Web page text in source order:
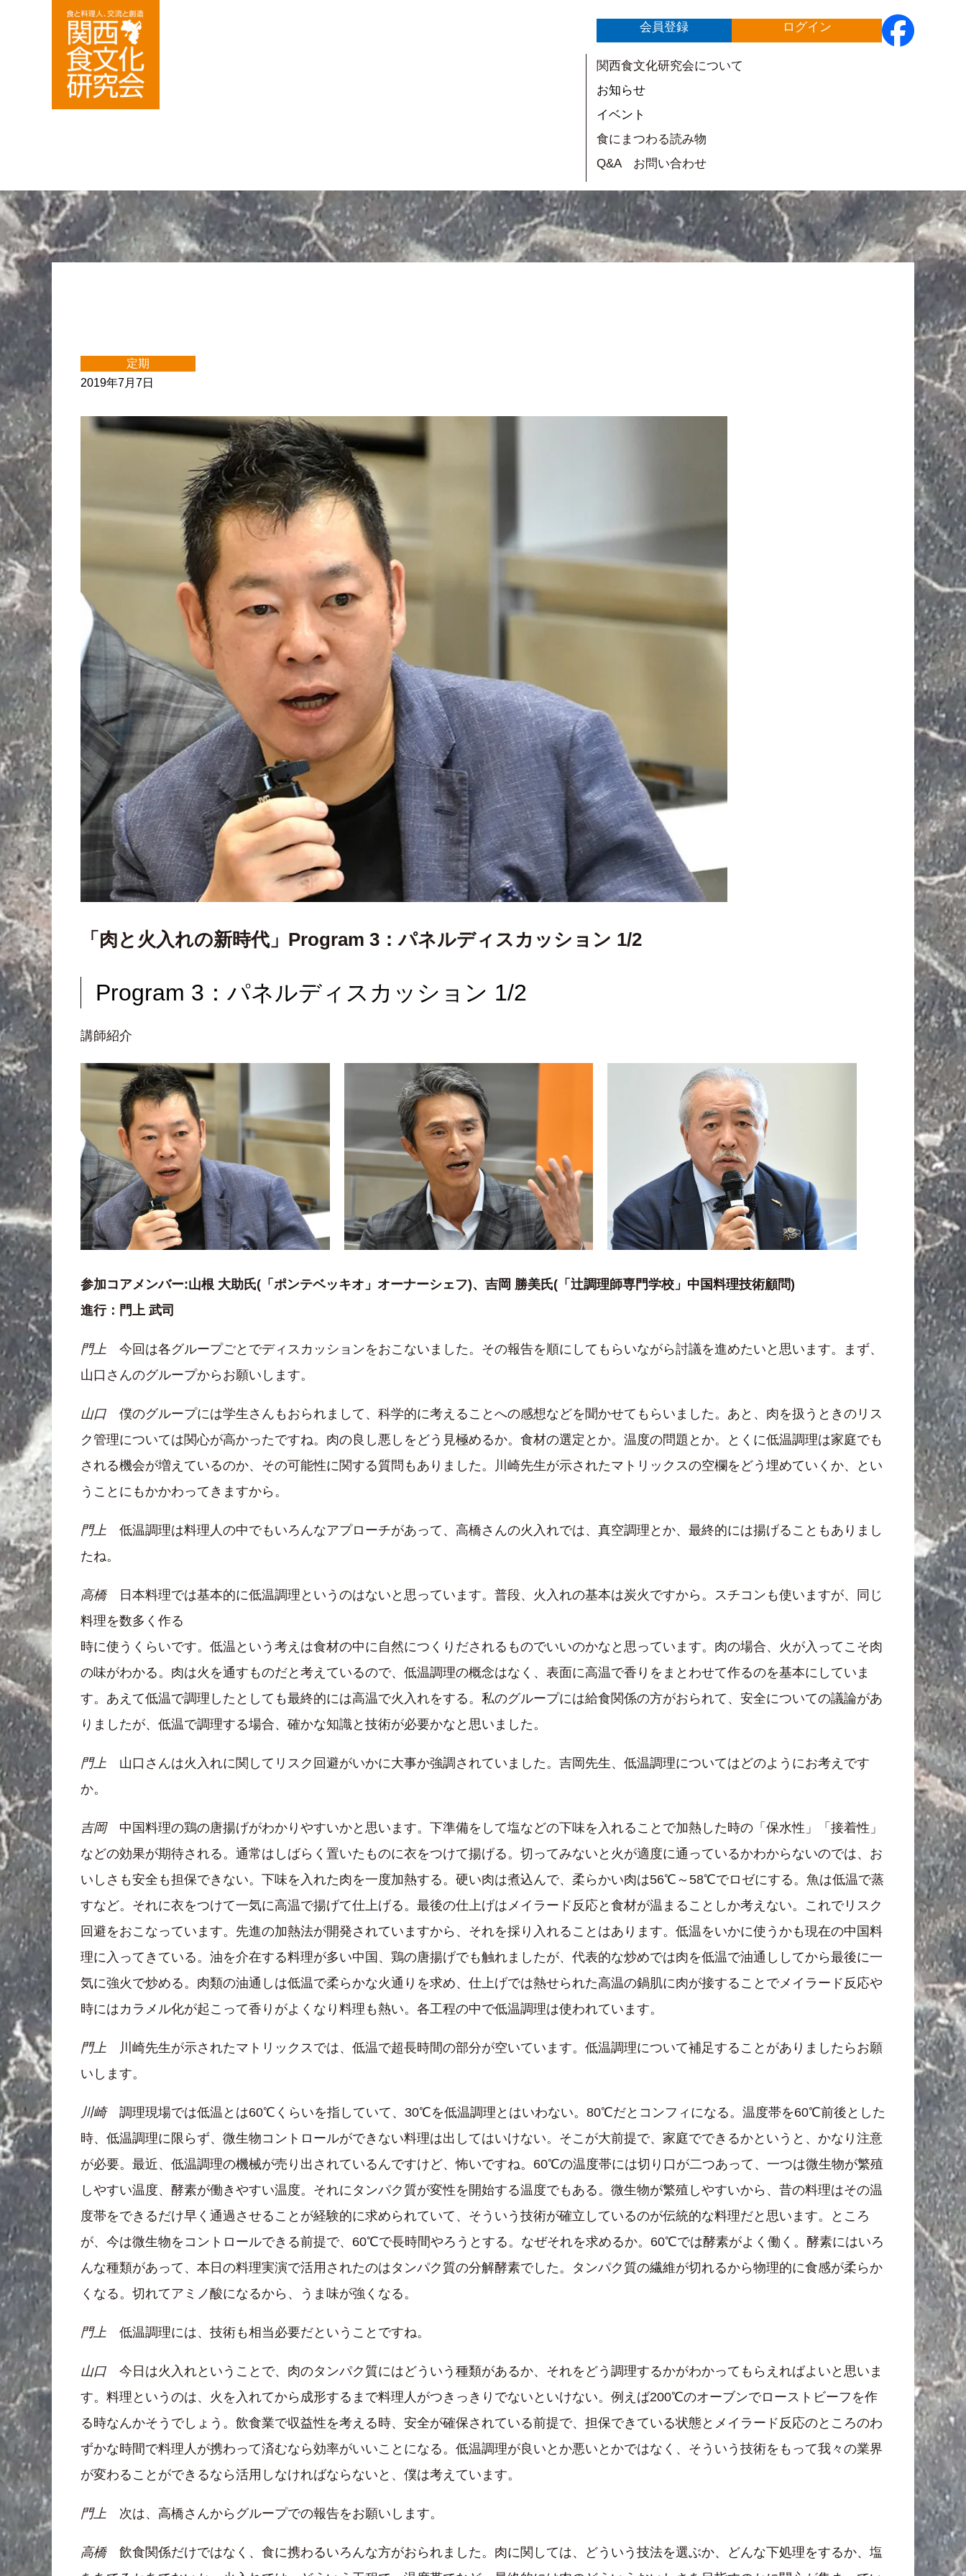
会員登録 ログイン
関西食文化研究会について
お知らせ
イベント
食にまつわる読み物
Q&A お問い合わせ
定期
2019年7月7日
「肉と火入れの新時代」Program 3：パネルディスカッション 1/2
Program 3：パネルディスカッション 1/2
講師紹介
参加コアメンバー:山根 大助氏(「ポンテベッキオ」オーナーシェフ)、吉岡 勝美氏(「辻調理師専門学校」中国料理技術顧問)
進行：門上 武司
門上 今回は各グループごとでディスカッションをおこないました。その報告を順にしてもらいながら討議を進めたいと思います。まず、
山口さんのグループからお願いします。
山口 僕のグループには学生さんもおられまして、科学的に考えることへの感想などを聞かせてもらいました。あと、肉を扱うときのリス
ク管理については関心が高かったですね。肉の良し悪しをどう見極めるか。食材の選定とか。温度の問題とか。とくに低温調理は家庭でも
される機会が増えているのか、その可能性に関する質問もありました。川崎先生が示されたマトリックスの空欄をどう埋めていくか、とい
うことにもかかわってきますから。
門上 低温調理は料理人の中でもいろんなアプローチがあって、高橋さんの火入れでは、真空調理とか、最終的には揚げることもありまし
たね。
高橋日本料理では基本的に低温調理というのはないと思っています。普段、火入れの基本は炭火ですから。スチコンも使いますが、同じ
料理を数多く作る
時に使うくらいです。低温という考えは食材の中に自然につくりだされるものでいいのかなと思っています。肉の場合、火が入ってこそ肉
の味がわかる。肉は火を通すものだと考えているので、低温調理の概念はなく、表面に高温で香りをまとわせて作るのを基本にしていま
す。あえて低温で調理したとしても最終的には高温で火入れをする。私のグループには給食関係の方がおられて、安全についての議論があ
りましたが、低温で調理する場合、確かな知識と技術が必要かなと思いました。
門上 山口さんは火入れに関してリスク回避がいかに大事か強調されていました。吉岡先生、低温調理についてはどのようにお考えです
か。
吉岡中国料理の鶏の唐揚げがわかりやすいかと思います。下準備をして塩などの下味を入れることで加熱した時の「保水性」「接着性」
などの効果が期待される。通常はしばらく置いたものに衣をつけて揚げる。切ってみないと火が適度に通っているかわからないのでは、お
いしさも安全も担保できない。下味を入れた肉を一度加熱する。硬い肉は煮込んで、柔らかい肉は56℃～58℃でロゼにする。魚は低温で蒸
すなど。それに衣をつけて一気に高温で揚げて仕上げる。最後の仕上げはメイラード反応と食材が温まることしか考えない。これでリスク
回避をおこなっています。先進の加熱法が開発されていますから、それを採り入れることはあります。低温をいかに使うかも現在の中国料
理に入ってきている。油を介在する料理が多い中国、鶏の唐揚げでも触れましたが、代表的な炒めでは肉を低温で油通ししてから最後に一
気に強火で炒める。肉類の油通しは低温で柔らかな火通りを求め、仕上げでは熱せられた高温の鍋肌に肉が接することでメイラード反応や
時にはカラメル化が起こって香りがよくなり料理も熱い。各工程の中で低温調理は使われています。
門上 川崎先生が示されたマトリックスでは、低温で超長時間の部分が空いています。低温調理について補足することがありましたらお願
いします。
川崎調理現場では低温とは60℃くらいを指していて、30℃を低温調理とはいわない。80℃だとコンフィになる。温度帯を60℃前後とした
時、低温調理に限らず、微生物コントロールができない料理は出してはいけない。そこが大前提で、家庭でできるかというと、かなり注意
が必要。最近、低温調理の機械が売り出されているんですけど、怖いですね。60℃の温度帯には切り口が二つあって、一つは微生物が繁殖
しやすい温度、酵素が働きやすい温度。それにタンパク質が変性を開始する温度でもある。微生物が繁殖しやすいから、昔の料理はその温
度帯をできるだけ早く通過させることが経験的に求められていて、そういう技術が確立しているのが伝統的な料理だと思います。ところ
が、今は微生物をコントロールできる前提で、60℃で長時間やろうとする。なぜそれを求めるか。60℃では酵素がよく働く。酵素にはいろ
んな種類があって、本日の料理実演で活用されたのはタンパク質の分解酵素でした。タンパク質の繊維が切れるから物理的に食感が柔らか
くなる。切れてアミノ酸になるから、うま味が強くなる。
門上 低温調理には、技術も相当必要だということですね。
山口 今日は火入れということで、肉のタンパク質にはどういう種類があるか、それをどう調理するかがわかってもらえればよいと思いま
す。料理というのは、火を入れてから成形するまで料理人がつきっきりでないといけない。例えば200℃のオーブンでローストビーフを作
る時なんかそうでしょう。飲食業で収益性を考える時、安全が確保されている前提で、担保できている状態とメイラード反応のところのわ
ずかな時間で料理人が携わって済むなら効率がいいことになる。低温調理が良いとか悪いとかではなく、そういう技術をもって我々の業界
が変わることができるなら活用しなければならないと、僕は考えています。
門上 次は、高橋さんからグループでの報告をお願いします。
高橋飲食関係だけではなく、食に携わるいろんな方がおられました。肉に関しては、どういう技法を選ぶか、どんな下処理をするか、塩